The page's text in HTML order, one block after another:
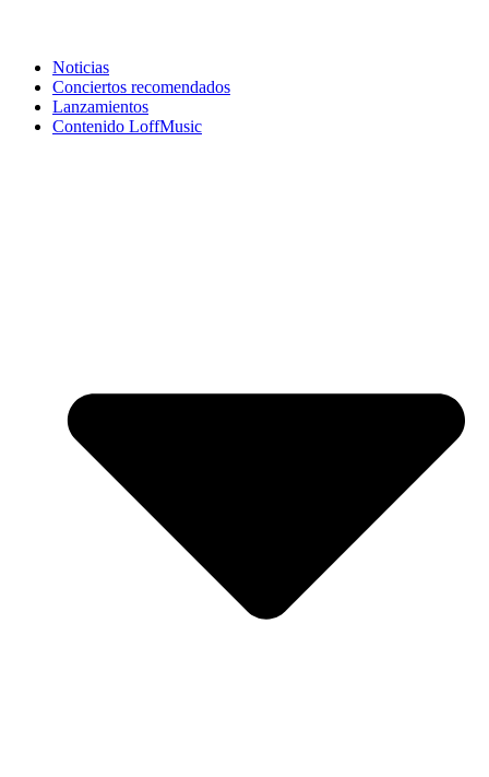
Noticias
Conciertos recomendados
Lanzamientos
Contenido LoffMusic